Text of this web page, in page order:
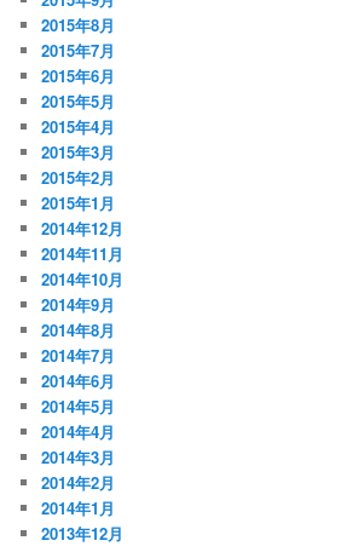
2015年8月
2015年7月
2015年6月
2015年5月
2015年4月
2015年3月
2015年2月
2015年1月
2014年12月
2014年11月
2014年10月
2014年9月
2014年8月
2014年7月
2014年6月
2014年5月
2014年4月
2014年3月
2014年2月
2014年1月
2013年12月